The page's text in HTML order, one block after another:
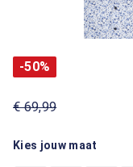
-50%
€ 69,99
Kies jouw maat